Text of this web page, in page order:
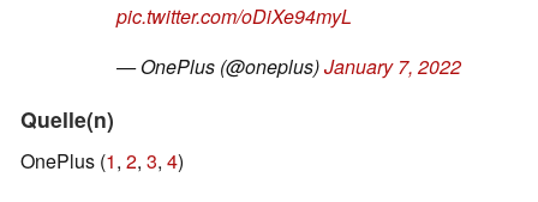
pic.twitter.com/oDiXe94myL
— OnePlus (@oneplus)January 7, 2022
Quelle(n)
OnePlus (1, 2, 3, 4)